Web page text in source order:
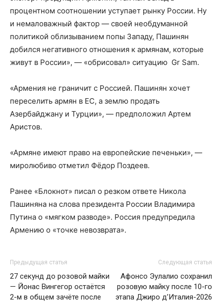
процентном соотношении уступает рынку России. Ну
и немаловажный фактор — своей необдуманной
политикой облизыванием попы Западу, Пашинян
добился негативного отношения к армянам, которые
живут в России», — «обрисовал» ситуацию Gr Sam.
«Армения не граничит с Россией. Пашинян хочет
переселить армян в ЕС, а землю продать
Азербайджану и Турции», — предположил Артем
Аристов.
«Армяне имеют право на европейские печеньки», —
миролюбиво отметил Фёдор Поздеев.
Ранее «Блокнот» писал о резком ответе Никола
Пашиняна на слова президента России Владимира
Путина о «мягком разводе». Россия предупредила
Армению о «точке невозврата».
Предыдущая статья
27 секунд до розовой майки
— Йонас Вингегор остаётся
2-м в общем зачёте после
Следующая статья
Афонсо Эулалио сохранил
розовую майку после 10-го
этапа Джиро д’Италия-2026